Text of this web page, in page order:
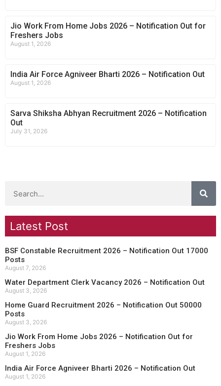
Jio Work From Home Jobs 2026 – Notification Out for
Freshers Jobs
August 1, 2026
India Air Force Agniveer Bharti 2026 – Notification Out
August 1, 2026
Sarva Shiksha Abhyan Recruitment 2026 – Notification
Out
July 31, 2026
Latest Post
BSF Constable Recruitment 2026 – Notification Out 17000
Posts
August 7, 2026
Water Department Clerk Vacancy 2026 – Notification Out
August 3, 2026
Home Guard Recruitment 2026 – Notification Out 50000
Posts
August 3, 2026
Jio Work From Home Jobs 2026 – Notification Out for
Freshers Jobs
August 1, 2026
India Air Force Agniveer Bharti 2026 – Notification Out
August 1, 2026